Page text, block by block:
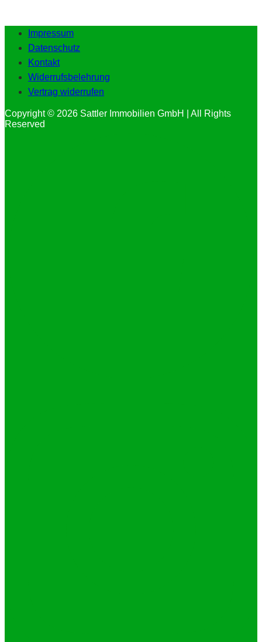
Impressum
Datenschutz
Kontakt
Widerrufsbelehrung
Vertrag widerrufen
Copyright © 2026 Sattler Immobilien GmbH | All Rights
Reserved